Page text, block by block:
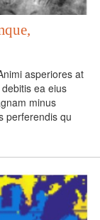
asperiores at
ea eius
minus
perferendis qu